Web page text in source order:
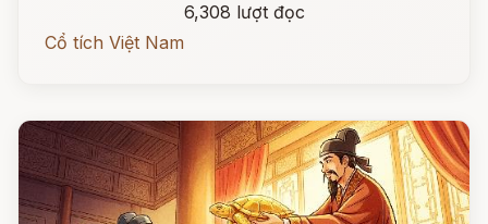
6,308 lượt đọc
Cổ tích Việt Nam